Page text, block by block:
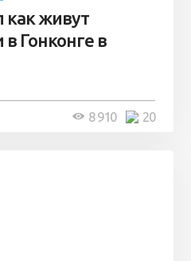
как живут
Гонконге в
20
8 910